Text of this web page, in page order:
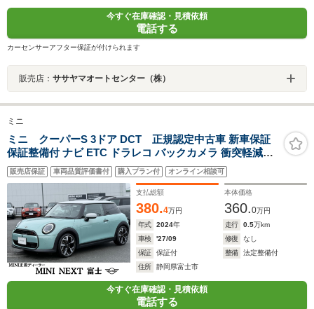
今すぐ在庫確認・見積依頼
電話する
カーセンサーアフター保証が付けられます
販売店： ササヤマオートセンター（株）
ミニ
ミニ クーパーS 3ドア DCT 正規認定中古車 新車保証
保証整備付 ナビ ETC ドラレコ バックカメラ 衝突軽減ブ
レーキ アイドリングストップ 障害物ソナー 車線キープ A
クルコン
販売店保証 車両品質評価書付 購入プラン付 オンライン相談可
支払総額
380.4万円
本体価格
360.0万円
年式
2024年 走行 0.5万km
車検
'27/09 修復
なし
保証
保証付 整備
法定整備付
住所
静岡県富士市
今すぐ在庫確認・見積依頼
電話する